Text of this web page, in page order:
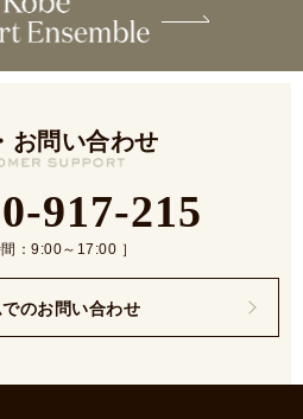
お問い合わせ
917-215
間：9:00～17:00 ］
のお問い合わせ